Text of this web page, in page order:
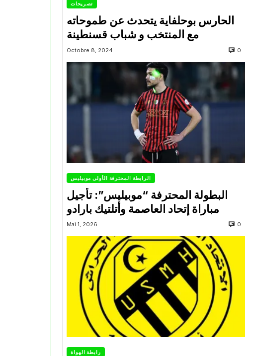
تصريحات
الحارس بوحلفاية يتحدث عن طموحاته
مع المنتخب و شباب قسنطينة
Octobre 8, 2024 0
الرابطة المحترفة الأولى موبيليس
البطولة المحترفة “موبيليس”: تأجيل
مباراة إتحاد العاصمة وأتلتيك بارادو
Mai 1, 2026 0
رابطة الهواة